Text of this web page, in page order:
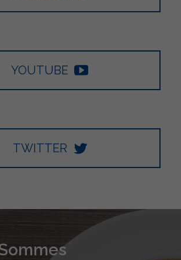
YOUTUBE
TWITTER